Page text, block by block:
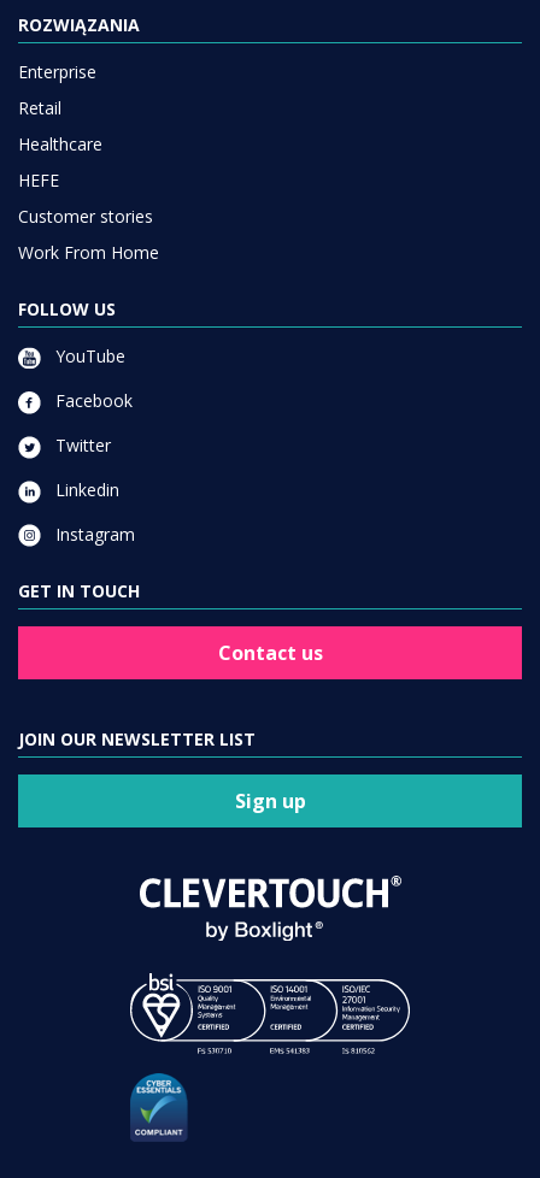
ROZWIĄZANIA
Enterprise
Retail
Healthcare
HEFE
Customer stories
Work From Home
FOLLOW US
YouTube
Facebook
Twitter
Linkedin
Instagram
GET IN TOUCH
Contact us
JOIN OUR NEWSLETTER LIST
Sign up